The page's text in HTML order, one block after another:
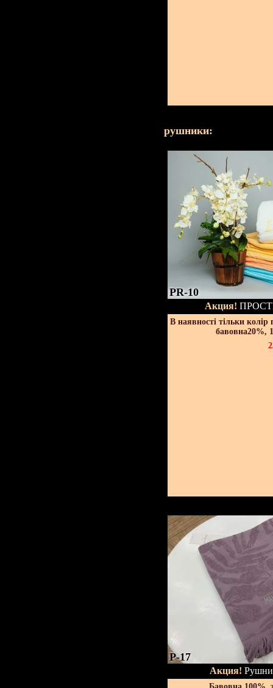
рушники:
PR-10
Акция!
В наявності тільки
бавовна20%,
P-17
Акция!